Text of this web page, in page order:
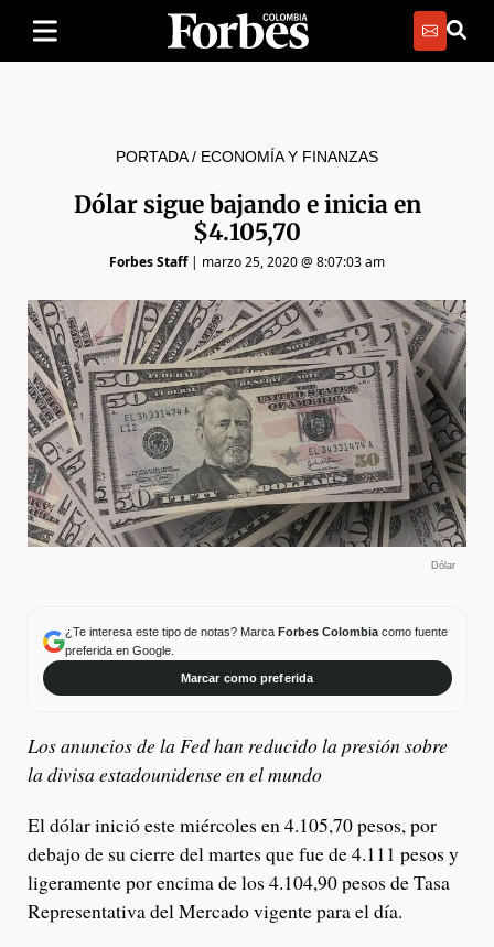
PORTADA/ ECONOMÍA Y FINANZAS
Dólar sigue bajando e inicia en
$4.105,70
Forbes Staff| marzo 25, 2020 @ 8:07:03 am
Dólar
¿Te interesa este tipo de notas? Marca Forbes Colombiacomo fuente
preferida en Google.
Marcar como preferida
Los anuncios de la Fed han reducido la presión sobre
la divisa estadounidense en el mundo
El dólar inició este miércoles en 4.105,70 pesos, por
debajo de su cierre del martes que fue de 4.111 pesos y
ligeramente por encima de los 4.104,90 pesos de Tasa
Representativa del Mercado vigente para el día.